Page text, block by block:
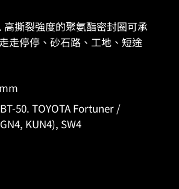
撕裂強度的聚氨酯密封圈可承
走停停、砂石路、工地、短途
50. TOYOTA Fortuner /
KUN4), SW4